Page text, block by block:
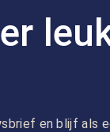
en blijf als